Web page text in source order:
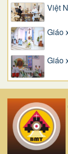
Việt
Giáo
Giáo